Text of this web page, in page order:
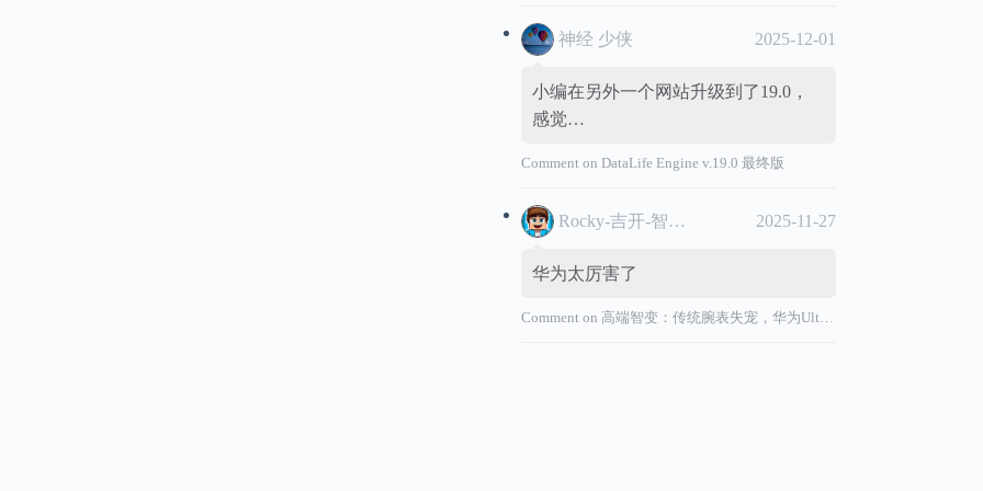
神经 少侠 2025-12-01
小编在另外一个网站升级到了19.0，
感觉…
Comment onDataLife Engine v.19.0 最终版
Rocky-吉开-智能汽车 2025-11-27
华为太厉害了
Comment on高端智变：传统腕表失宠，华为Ultimate系列“价值超车”